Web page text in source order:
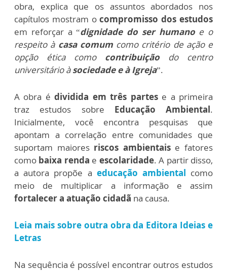
obra, explica que os assuntos abordados nos
capítulos mostram ocompromisso dos estudos
em reforçar a “dignidade do ser humanoe o
respeito à casa comumcomo critério de ação e
opção ética como contribuição do centro
universitário àsociedade e à Igreja”.
A obra édividida em três partese a primeira
traz estudos sobre Educação Ambiental.
Inicialmente, você encontra pesquisas que
apontam a correlação entre comunidades que
suportam maiores riscos ambientaise fatores
como baixa renda e escolaridade. A partir disso,
a autora propõe a educação ambiental como
meio de multiplicar a informação e assim
fortalecer a atuação cidadã na causa.
Leia mais sobre outra obra da Editora Ideias e
Letras
Na sequência é possível encontrar outros estudos